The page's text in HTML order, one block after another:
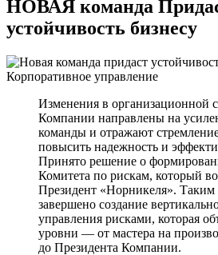
НОВАЯ команда
устойчивость бизнесу
Корпоративное управление
Изменения в организационной
Компании направлены на
команды и отражают
повысить надежность и
Принято решение о
Комитета по рискам, который
Президент «Норникеля». Таким
завершено создание
управления рисками, которая
уровни — от мастера на
до Президента Компании.